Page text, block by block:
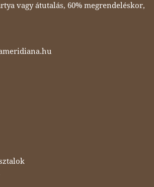
vagy átutalás, 60% megrendeléskor,